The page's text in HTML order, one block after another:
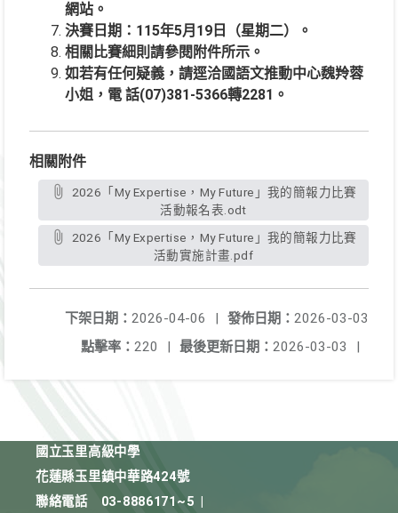
網站。
決賽日期：115年5月19日（星期二）。
相關比賽細則請參閱附件所示。
如若有任何疑義，請逕洽國語文推動中心魏羚蓉
小姐，電 話(07)381-5366轉2281。
相關附件
活動報名表.odt
活動實施計畫.pdf
發佈日期： 2026-03-03
下架日期： 2026-04-06
|
最後更新日期： 2026-03-03 |
點擊率： 220 |
國立玉里高級中學
花蓮縣玉里鎮中華路424號
聯絡電話
03-8886171~5